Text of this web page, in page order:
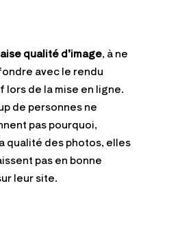
qualité d’image, à ne
avec le rendu
lors de la mise en ligne.
de personnes ne
pas pourquoi,
qualité des photos, elles
pas en bonne
leur site.